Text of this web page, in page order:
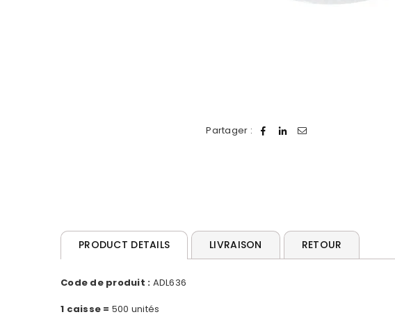
Partager :
PRODUCT DETAILS LIVRAISON RETOUR
Code de produit : ADL636
1 caisse = 500 unités